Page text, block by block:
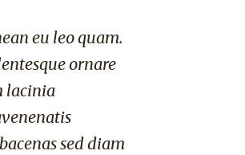
eu leo quam.
ornare
lacinia
sed diam